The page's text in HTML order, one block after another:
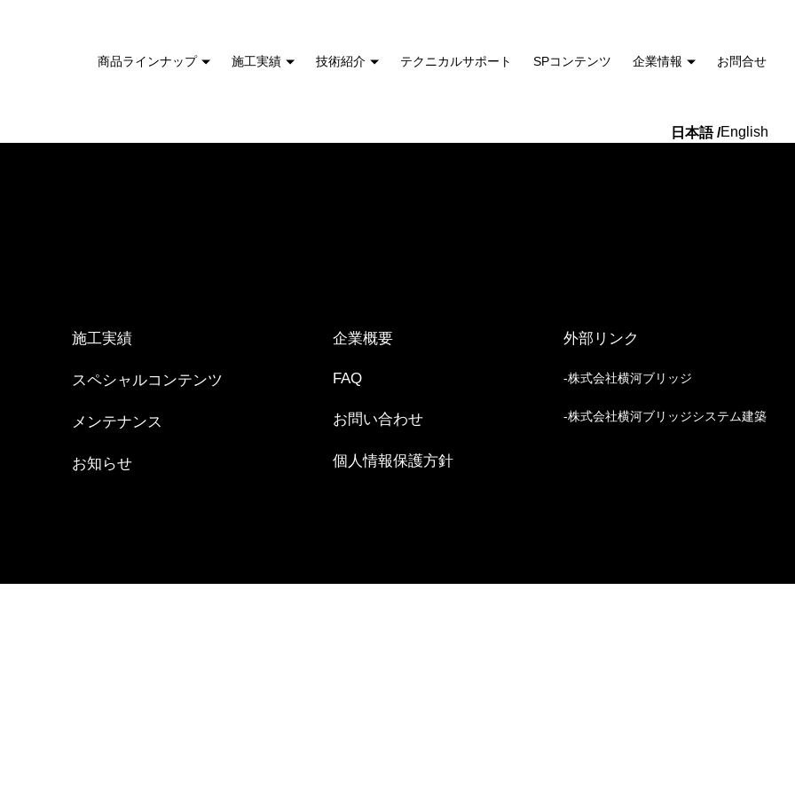
商品ラインナップ 施工実績 技術紹介 テクニカルサポート SPコンテンツ 企業情報 お問合せ
English
施工実績
スペシャルコンテンツ
メンテナンス
お知らせ
企業概要
FAQ
お問い合わせ
個人情報保護方針
外部リンク
株式会社横河ブリッジ
株式会社横河ブリッジシステム建築